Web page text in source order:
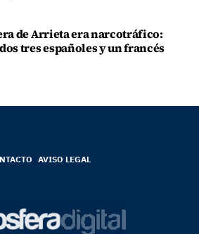
de Arrieta era narcotráfico:
tres españoles y un francés
AVISO LEGAL